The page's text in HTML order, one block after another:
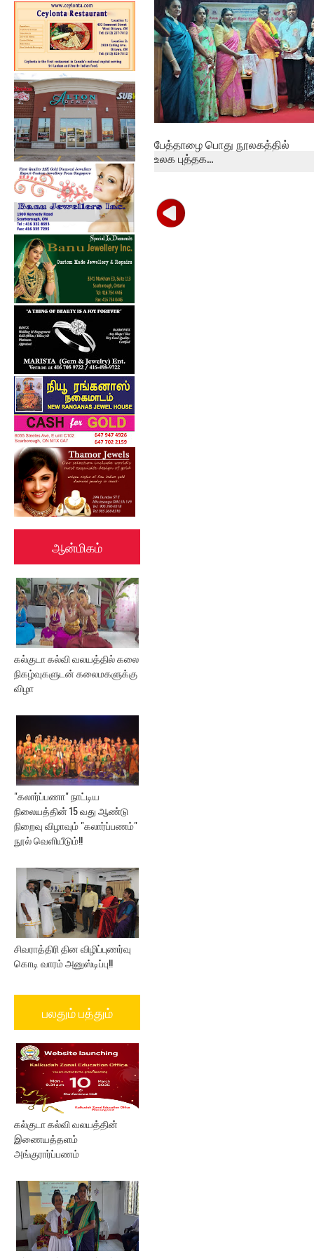
ஆன்மிகம்
கல்குடா கல்வி வலயத்தில் கலை
நிகழ்வுகளுடன் கலைமகளுக்கு
விழா
"கலார்ப்பணா" நாட்டிய
நிலையத்தின் 15 வது ஆண்டு
நிறைவு விழாவும் "கலார்ப்பணம்"
நூல் வெளியீடும்!!
சிவராத்திரி தின விழிப்புணர்வு
கொடி வாரம் அனுஸ்டிப்பு!!
பலதும் பத்தும்
கல்குடா கல்வி வலயத்தின்
இணையத்தளம்
அங்குரார்ப்பணம்
பேத்தாழை பொது நூலகத்தில்
உலக புத்தக...